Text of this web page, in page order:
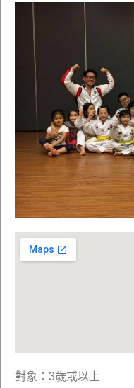
對象：3歲或以上